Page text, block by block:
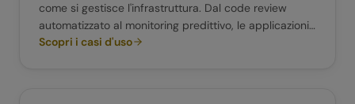
come si gestisce l'infrastruttura. Dal code review
automatizzato al monitoring predittivo, le applicazioni
sono immediate. La sfida è scegliere le architetture
Scopri i casi d'uso